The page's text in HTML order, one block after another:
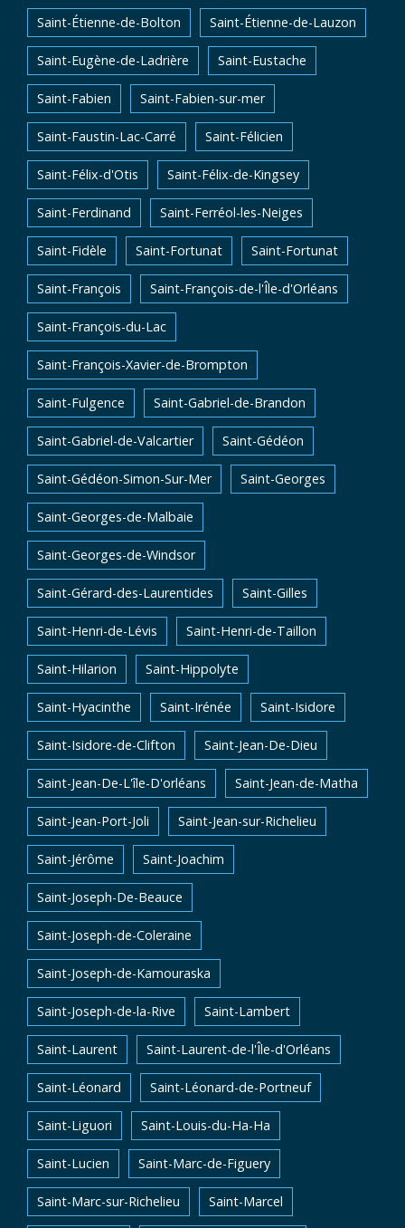
Saint-Étienne-de-Bolton Saint-Étienne-de-Lauzon
Saint-Eugène-de-Ladrière Saint-Eustache
Saint-Fabien Saint-Fabien-sur-mer
Saint-Faustin-Lac-Carré Saint-Félicien
Saint-Félix-d'Otis Saint-Félix-de-Kingsey
Saint-Ferdinand Saint-Ferréol-les-Neiges
Saint-Fidèle Saint-Fortunat Saint-Fortunat
Saint-François Saint-François-de-l'Île-d'Orléans
Saint-François-du-Lac
Saint-François-Xavier-de-Brompton
Saint-Fulgence Saint-Gabriel-de-Brandon
Saint-Gabriel-de-Valcartier Saint-Gédéon
Saint-Gédéon-Simon-Sur-Mer Saint-Georges
Saint-Georges-de-Malbaie
Saint-Georges-de-Windsor
Saint-Gérard-des-Laurentides Saint-Gilles
Saint-Henri-de-Lévis Saint-Henri-de-Taillon
Saint-Hilarion Saint-Hippolyte
Saint-Hyacinthe Saint-Irénée Saint-Isidore
Saint-Isidore-de-Clifton Saint-Jean-De-Dieu
Saint-Jean-De-L'île-D'orléans Saint-Jean-de-Matha
Saint-Jean-Port-Joli Saint-Jean-sur-Richelieu
Saint-Jérôme Saint-Joachim
Saint-Joseph-De-Beauce
Saint-Joseph-de-Coleraine
Saint-Joseph-de-Kamouraska
Saint-Joseph-de-la-Rive Saint-Lambert
Saint-Laurent Saint-Laurent-de-l'Île-d'Orléans
Saint-Léonard Saint-Léonard-de-Portneuf
Saint-Liguori Saint-Louis-du-Ha-Ha
Saint-Lucien Saint-Marc-de-Figuery
Saint-Marc-sur-Richelieu Saint-Marcel